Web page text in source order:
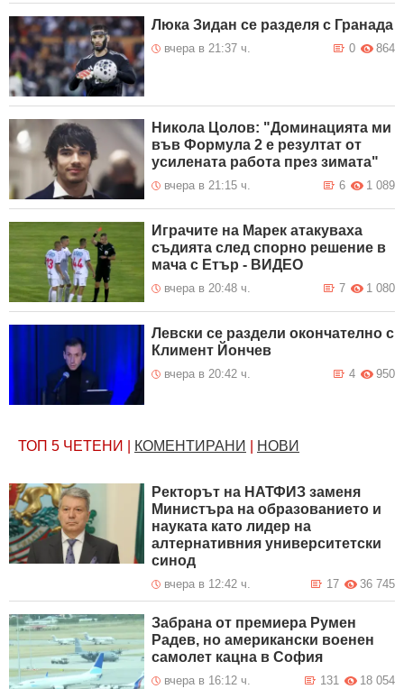
Люка Зидан се разделя с Гранада
вчера в 21:37 ч. 864
0
Никола Цолов: "Доминацията ми
във Формула 2 е резултат от
усилената работа през зимата"
вчера в 21:15 ч. 1 089
6
Играчите на Марек атакуваха
съдията след спорно решение в
мача с Етър - ВИДЕО
вчера в 20:48 ч. 1 080
7
Левски се раздели окончателно с
Климент Йончев
вчера в 20:42 ч. 950
4
ТОП 5 ЧЕТЕНИ КОМЕНТИРАНИ НОВИ
Ректорът на НАТФИЗ заменя
Министъра на образованието и
науката като лидер на
алтернативния университетски
синод
вчера в 12:42 ч. 36 745
17
Забрана от премиера Румен
Радев, но американски военен
самолет кацна в София
вчера в 16:12 ч. 18 054
131